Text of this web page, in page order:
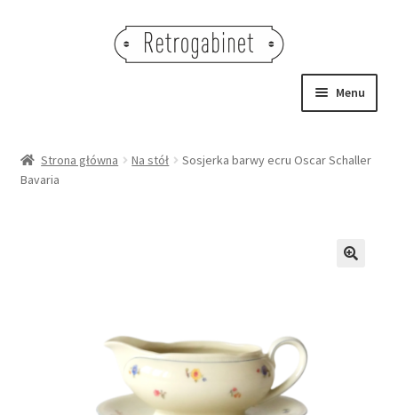
Menu
OBRAZY
Strona główna Na stół
Sosjerka barwy ecru Oscar Schaller
Bavaria